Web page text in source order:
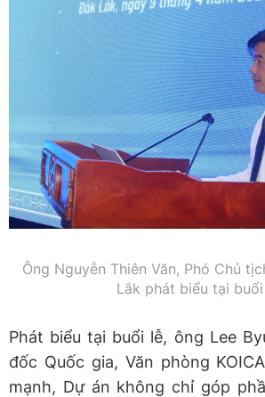
Ông Nguyễn Thiên Văn, Phó Chủ
Lắk phát biểu tại buổi
Phát biểu tại buổi lễ, ông Lee
đốc Quốc gia, Văn phòng
mạnh, Dự án không chỉ góp